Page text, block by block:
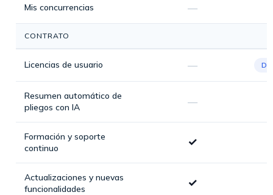
Mis concurrencias —
CONTRATO
Licencias de usuario —
Resumen automático de
pliegos con IA
—
Formación y soporte
continuo
✓
Actualizaciones y nuevas
funcionalidades
✓